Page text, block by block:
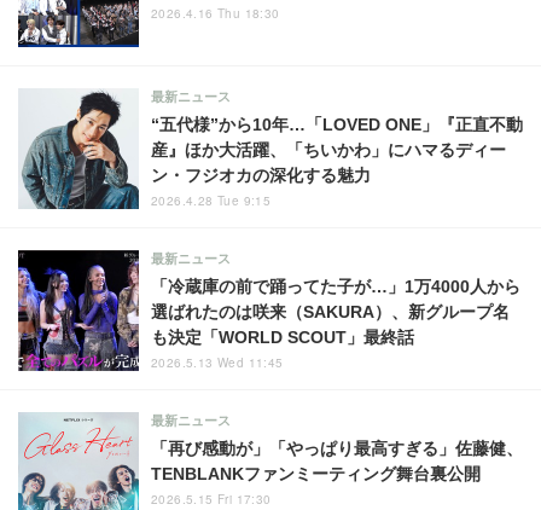
2026.4.16 Thu 18:30
“五代様”から10年…「LOVED ONE」『正直不動
産』ほか大活躍、「ちいかわ」にハマるディー
ン・フジオカの深化する魅力
最新ニュース
2026.4.28 Tue 9:15
「冷蔵庫の前で踊ってた子が…」1万4000人から
選ばれたのは咲来（SAKURA）、新グループ名
も決定「WORLD SCOUT」最終話
最新ニュース
2026.5.13 Wed 11:45
「再び感動が」「やっぱり最高すぎる」佐藤健、
TENBLANKファンミーティング舞台裏公開
最新ニュース
2026.5.15 Fri 17:30